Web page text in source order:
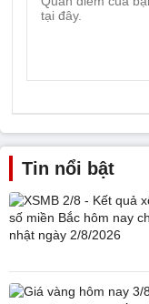
Tin nổi bật